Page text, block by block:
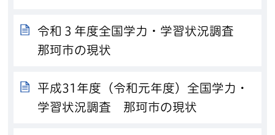
令和３年度全国学力・学習状況調査
那珂市の現状
平成31年度（令和元年度）全国学力・
学習状況調査 那珂市の現状